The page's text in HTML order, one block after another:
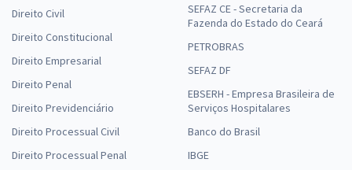
Direito Civil
Direito Constitucional
Direito Empresarial
Direito Penal
Direito Previdenciário
Direito Processual Civil
Direito Processual Penal
SEFAZ CE - Secretaria da
Fazenda do Estado do Ceará
PETROBRAS
SEFAZ DF
EBSERH - Empresa Brasileira de
Serviços Hospitalares
Banco do Brasil
IBGE